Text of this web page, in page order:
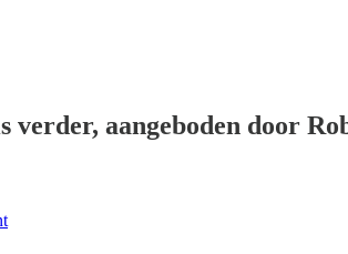
verder, aangeboden door